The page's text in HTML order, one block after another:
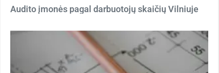
Audito įmonės pagal darbuotojų skaičių Vilniuje